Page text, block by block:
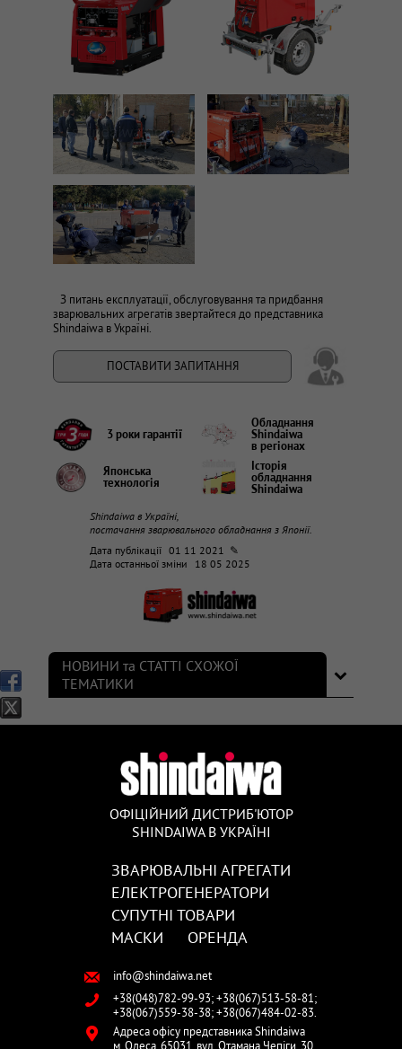
З питань експлуатації, обслуговування та придбання
зварювальних агрегатів звертайтеся до представника
Shindaiwa в Україні.
ПОСТАВИТИ ЗАПИТАННЯ
3 роки гарантії
Обладнання
Shindaiwa
в регіонах
Японська
технологія
Історія
обладнання
Shindaiwa
Shindaiwa в Україні,
постачання зварювального обладнання з Японії.
Дата публікації 01 11 2021 ✎
Дата останньої зміни
18 05 2025
НОВИНИ та СТАТТІ СХОЖОЇ
ТЕМАТИКИ
ОФІЦІЙНИЙ ДИСТРИБ'ЮТОР
SHINDAIWA В УКРАЇНІ
ЗВАРЮВАЛЬНІ АГРЕГАТИ
ЕЛЕКТРОГЕНЕРАТОРИ
СУПУТНІ ТОВАРИ
ОРЕНДА
МАСКИ
info@shindaiwa.net
+38(048)782-99-93; +38(067)513-58-81;
+38(067)559-38-38; +38(067)484-02-83.
Адреса офісу представника Shindaiwa